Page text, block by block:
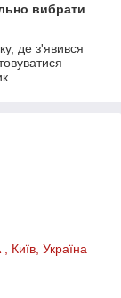
вибрати
де з'явився
Київ, Україна